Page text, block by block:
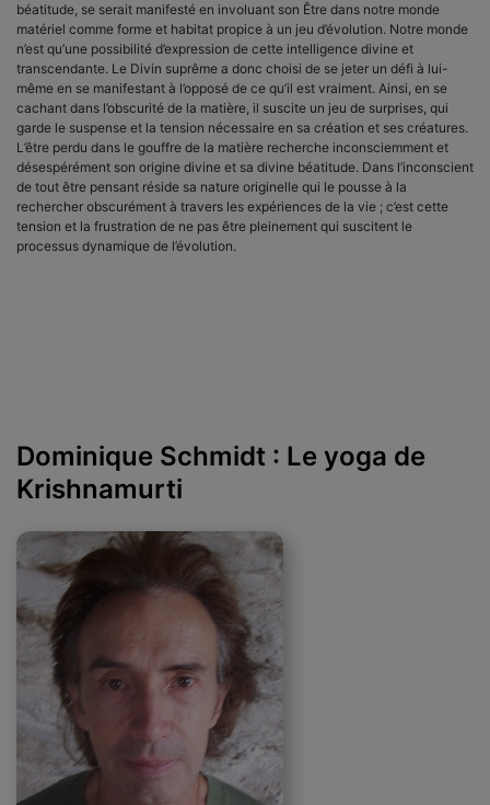
béatitude, se serait manifesté en involuant son Être dans notre monde
matériel comme forme et habitat propice à un jeu d’évolution. Notre monde
n’est qu’une possibilité d’expression de cette intelligence divine et
transcendante. Le Divin suprême a donc choisi de se jeter un défi à lui-
même en se manifestant à l’opposé de ce qu’il est vraiment. Ainsi, en se
cachant dans l’obscurité de la matière, il suscite un jeu de surprises, qui
garde le suspense et la tension nécessaire en sa création et ses créatures.
L’être perdu dans le gouffre de la matière recherche inconsciemment et
désespérément son origine divine et sa divine béatitude. Dans l’inconscient
de tout être pensant réside sa nature originelle qui le pousse à la
rechercher obscurément à travers les expériences de la vie ; c’est cette
tension et la frustration de ne pas être pleinement qui suscitent le
processus dynamique de l’évolution.
Dominique Schmidt : Le yoga de
Krishnamurti